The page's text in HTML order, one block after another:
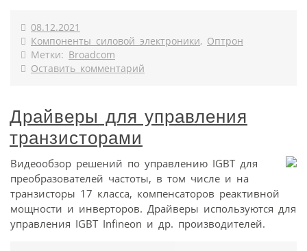
08.12.2021
Компоненты силовой электроники, Оптрон
Метки: Broadcom
Оставить комментарий
Драйверы для управления
транзисторами
Видеообзор решений по управлению IGBT для
преобразователей частоты, в том числе и на
транзисторы 17 класса, компенсаторов реактивной
мощности и инверторов. Драйверы используются для
управления IGBT Infineon и др. производителей.